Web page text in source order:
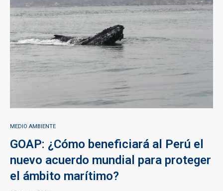
MEDIO AMBIENTE
GOAP: ¿Cómo beneficiará al Perú el
nuevo acuerdo mundial para proteger
el ámbito marítimo?